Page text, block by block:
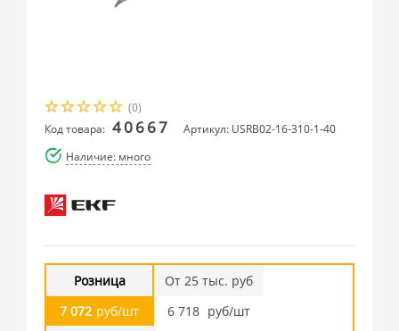
(0)
Код товара: 40667
Артикул: USRB02-16-310-1-40
Наличие: много
Розница
7 072 руб/шт
От 25 тыс. руб
6 718 руб/шт